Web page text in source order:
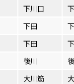
下川口
下田
下田
後川
大川筋